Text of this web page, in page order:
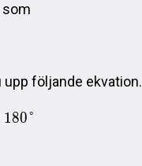
som
upp följande ekvation.
180°